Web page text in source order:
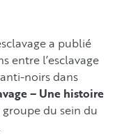
a publié
entre l’esclavage
noirs dans
– Une histoire
du sein du